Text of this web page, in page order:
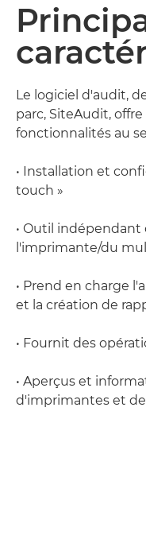
Le logiciel d'audit,
parc, SiteAudit,
fonctionnalités au
• Installation et
touch »
• Outil
l'imprimante/du
• Prend en charge
et la création de
• Fournit des
• Aperçus et
d'imprimantes et